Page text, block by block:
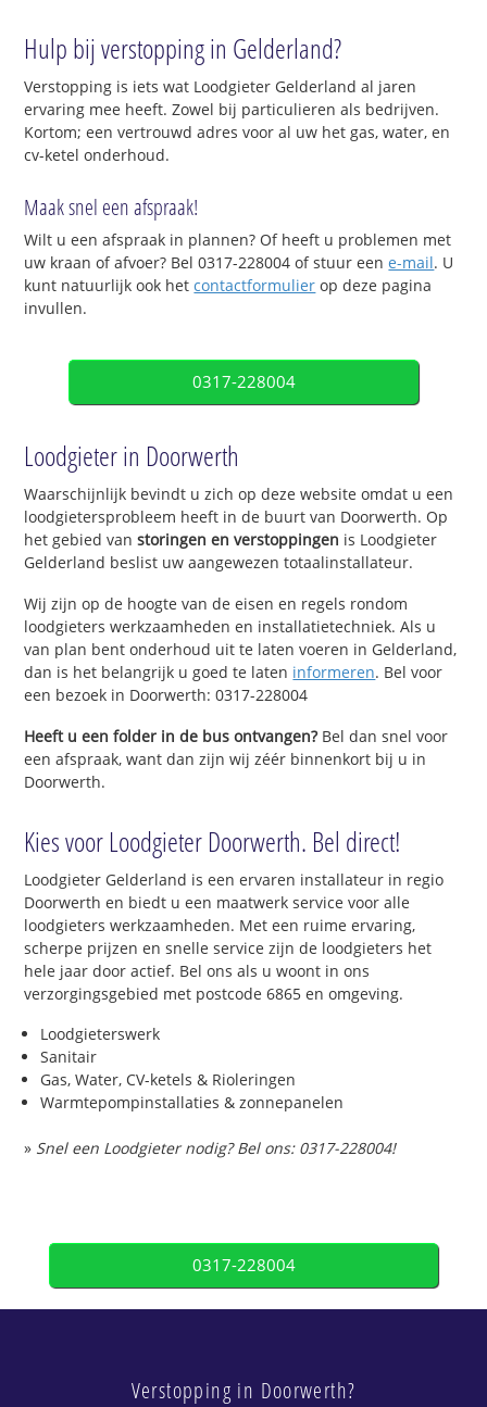
Hulp bij verstopping in Gelderland?
Verstopping is iets wat Loodgieter Gelderland al jaren
ervaring mee heeft. Zowel bij particulieren als bedrijven.
Kortom; een vertrouwd adres voor al uw het gas, water, en
cv-ketel onderhoud.
Maak snel een afspraak!
Wilt u een afspraak in plannen? Of heeft u problemen met
uw kraan of afvoer? Bel 0317-228004 of stuur eene-mail. U
kunt natuurlijk ook hetcontactformulier op deze pagina
invullen.
0317-228004
Loodgieter in Doorwerth
Waarschijnlijk bevindt u zich op deze website omdat u een
loodgietersprobleem heeft in de buurt van Doorwerth. Op
het gebied vanstoringen en verstoppingen is Loodgieter
Gelderland beslist uw aangewezen totaalinstallateur.
Wij zijn op de hoogte van de eisen en regels rondom
loodgieters werkzaamheden en installatietechniek. Als u
van plan bent onderhoud uit te laten voeren in Gelderland,
dan is het belangrijk u goed te laten informeren. Bel voor
een bezoek in Doorwerth: 0317-228004
Heeft u een folder in de bus ontvangen?Bel dan snel voor
een afspraak, want dan zijn wij zéér binnenkort bij u in
Doorwerth.
Kies voor Loodgieter Doorwerth. Bel direct!
Loodgieter Gelderland is een ervaren installateur in regio
Doorwerth en biedt u een maatwerk service voor alle
loodgieters werkzaamheden. Met een ruime ervaring,
scherpe prijzen en snelle service zijn de loodgieters het
hele jaar door actief. Bel ons als u woont in ons
verzorgingsgebied met postcode 6865 en omgeving.
Loodgieterswerk
Sanitair
Gas, Water, CV-ketels & Rioleringen
Warmtepompinstallaties & zonnepanelen
» Snel een Loodgieter nodig? Bel ons: 0317-228004!
0317-228004
Verstopping in Doorwerth?